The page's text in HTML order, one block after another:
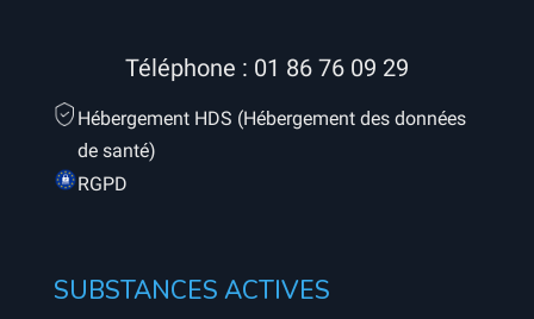
Téléphone : 01 86 76 09 29
Hébergement HDS (Hébergement des données
de santé)
RGPD
SUBSTANCES ACTIVES